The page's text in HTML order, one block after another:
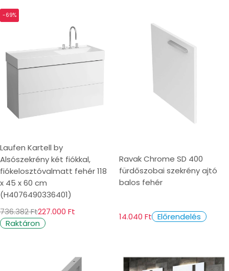
-69%
Laufen Kartell by
Alsószekrény két fiókkal,
fiókelosztóvalmatt fehér 118
x 45 x 60 cm
(H4076490336401)
736.382 Ft227.000 Ft
Raktáron
Ravak Chrome SD 400
fürdőszobai szekrény ajtó
balos fehér
14.040 Ft Előrendelés